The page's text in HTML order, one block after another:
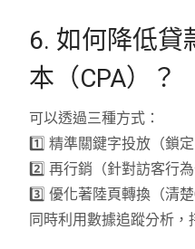
6. 如何降低貸
本（CPA）？
可以透過三種方式：
1️⃣ 精準關鍵字投放（鎖
2️⃣ 再行銷（針對訪客行
3️⃣ 優化著陸頁轉換（清
同時利用數據追蹤分析，